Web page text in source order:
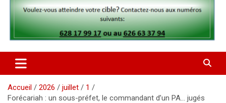
Accueil 2026 juillet
1
Forécariah : un sous-préfet, le commandant d’un PA… jugés